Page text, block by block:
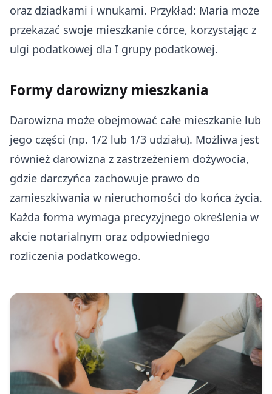
oraz dziadkami i wnukami. Przykład: Maria może
przekazać swoje mieszkanie córce, korzystając z
ulgi podatkowej dla I grupy podatkowej.
Formy darowizny mieszkania
Darowizna może obejmować całe mieszkanie lub
jego części (np. 1/2 lub 1/3 udziału). Możliwa jest
również darowizna z zastrzeżeniem dożywocia,
gdzie darczyńca zachowuje prawo do
zamieszkiwania w nieruchomości do końca życia.
Każda forma wymaga precyzyjnego określenia w
akcie notarialnym oraz odpowiedniego
rozliczenia podatkowego.